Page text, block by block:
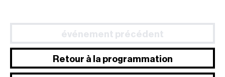
événement précédent
Retour à la programmation